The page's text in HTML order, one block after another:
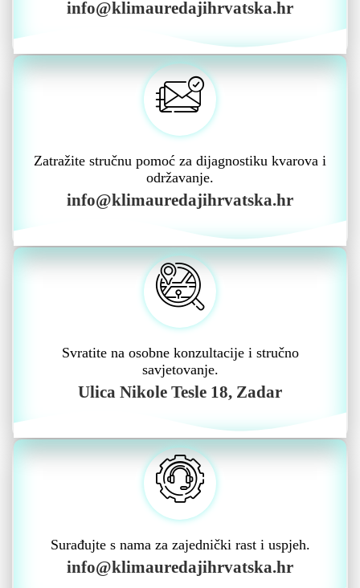
info@klimauredajihrvatska.hr
Zatražite stručnu pomoć za dijagnostiku kvarova i
održavanje.
info@klimauredajihrvatska.hr
Svratite na osobne konzultacije i stručno
savjetovanje.
Ulica Nikole Tesle 18, Zadar
Surađujte s nama za zajednički rast i uspjeh.
info@klimauredajihrvatska.hr